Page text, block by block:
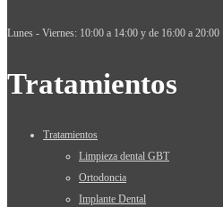
Lunes - Viernes: 10:00 a 14:00 y de 16:00 a 20:00
Tratamientos
Tratamientos
Limpieza dental GBT
Ortodoncia
Implante Dental